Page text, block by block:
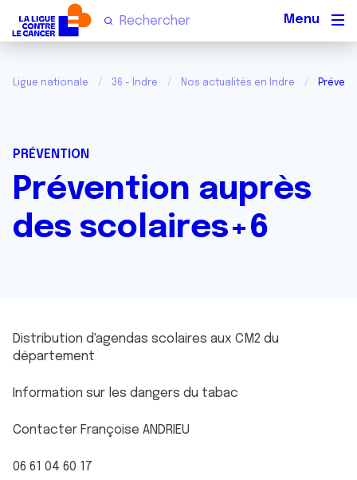
Ligue nationale 36 - Indre Nos actualités en Indre
PRÉVENTION
Prévention auprès
des scolaires+6
Distribution d'agendas scolaires aux CM2 du
département
Information sur les dangers du tabac
Contacter Françoise ANDRIEU
06 61 04 60 17